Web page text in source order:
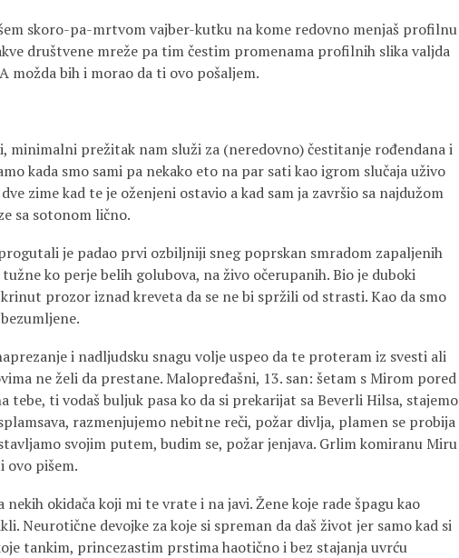
skoro-pa-mrtvom vajber-kutku na kome redovno menjaš profilnu
društvene mreže pa tim čestim promenama profilnih slika valjda
možda bih i morao da ti ovo pošaljem.
minimalni prežitak nam služi za (neredovno) čestitanje rođendana i
kada smo sami pa nekako eto na par sati kao igrom slučaja uživo
zime kad te je oženjeni ostavio a kad sam ja završio sa najdužom
sa sotonom lično.
je padao prvi ozbiljniji sneg poprskan smradom zapaljenih
ko perje belih golubova, na živo očerupanih. Bio je duboki
prozor iznad kreveta da se ne bi spržili od strasti. Kao da smo
i nadljudsku snagu volje uspeo da te proteram iz svesti ali
ne želi da prestane. Malopređašni, 13. san: šetam s Mirom pored
tebe, ti vodaš buljuk pasa ko da si prekarijat sa Beverli Hilsa, stajemo
razmenjujemo nebitne reči, požar divlja, plamen se probija
svojim putem, budim se, požar jenjava. Grlim komiranu Miru
ovo pišem.
okidača koji mi te vrate i na javi. Žene koje rade špagu kao
Neurotične devojke za koje si spreman da daš život jer samo kad si
tankim, princezastim prstima haotično i bez stajanja uvrću